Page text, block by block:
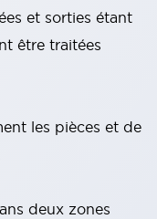
et sorties étant
être traitées
les pièces et de
deux zones